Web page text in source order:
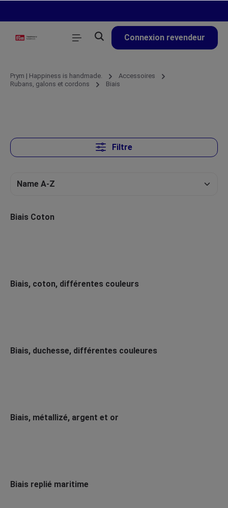
Connexion revendeur
Prym | Happiness is handmade.
Accessoires
Rubans, galons et cordons
Biais
Filtre
Biais Coton
Biais, coton, différentes couleurs
Biais, duchesse, différentes couleures
Biais, métallizé, argent et or
Biais replié maritime